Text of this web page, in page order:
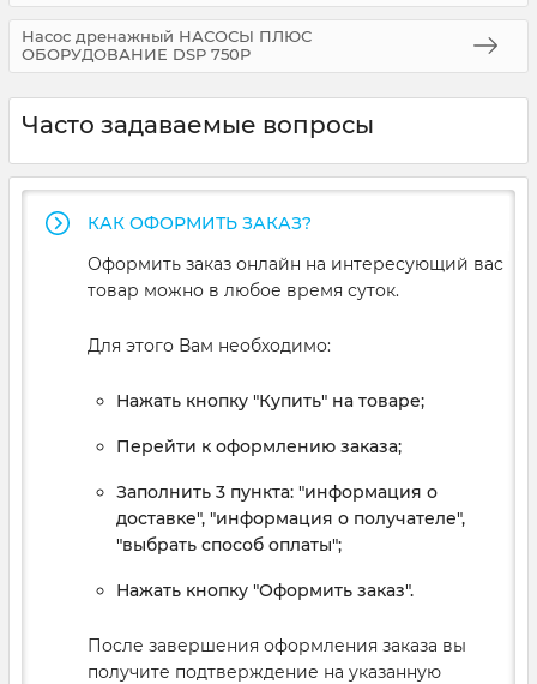
Насос дренажный НАСОСЫ ПЛЮС
ОБОРУДОВАНИЕ DSP 750P
Часто задаваемые вопросы
КАК ОФОРМИТЬ ЗАКАЗ?
Оформить заказ онлайн на интересующий вас
товар можно в любое время суток.
Для этого Вам необходимо:
Нажать кнопку "Купить" на товаре;
Перейти к оформлению заказа;
Заполнить 3 пункта: "информация о
доставке", "информация о получателе",
"выбрать способ оплаты";
Нажать кнопку "Оформить заказ".
После завершения оформления заказа вы
получите подтверждение на указанную